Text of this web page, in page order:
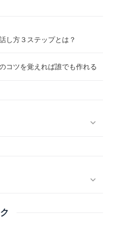
し方３ステップとは？
コツを覚えれば誰でも作れる